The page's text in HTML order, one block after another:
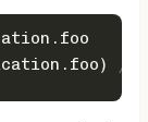
.foo
.foo) //